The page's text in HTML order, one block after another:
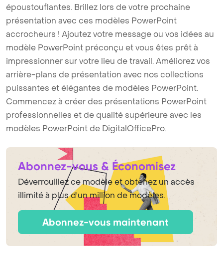
époustouflantes. Brillez lors de votre prochaine
présentation avec ces modèles PowerPoint
accrocheurs ! Ajoutez votre message ou vos idées au
modèle PowerPoint préconçu et vous êtes prêt à
impressionner sur votre lieu de travail. Améliorez vos
arrière-plans de présentation avec nos collections
puissantes et élégantes de modèles PowerPoint.
Commencez à créer des présentations PowerPoint
professionnelles et de qualité supérieure avec les
modèles PowerPoint de DigitalOfficePro.
Abonnez-vous & Économisez
Déverrouillez ce modèle et obtenez un accès
illimité à plus d'un million de modèles.
Abonnez-vous maintenant